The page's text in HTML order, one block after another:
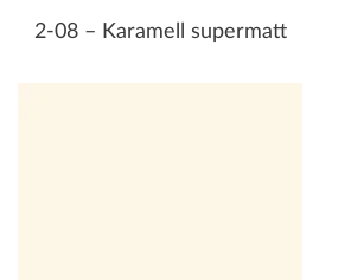
2-08 – Karamell supermatt